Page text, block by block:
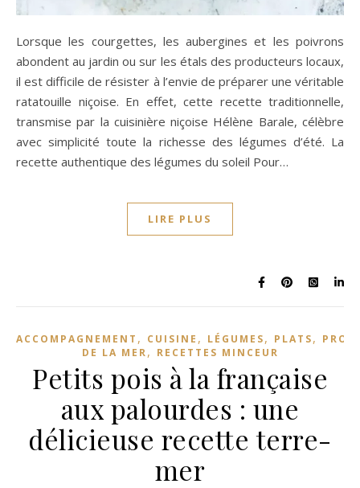
Lorsque les courgettes, les aubergines et les poivrons
abondent au jardin ou sur les étals des producteurs locaux,
il est difficile de résister à l’envie de préparer une véritable
ratatouille niçoise. En effet, cette recette traditionnelle,
transmise par la cuisinière niçoise Hélène Barale, célèbre
avec simplicité toute la richesse des légumes d’été. La
recette authentique des légumes du soleil Pour…
LIRE PLUS
ACCOMPAGNEMENT , CUISINE , LÉGUMES, PLATS,
DE LA MER, RECETTES MINCEUR
Petits pois à la française
aux palourdes : une
délicieuse recette terre-
mer